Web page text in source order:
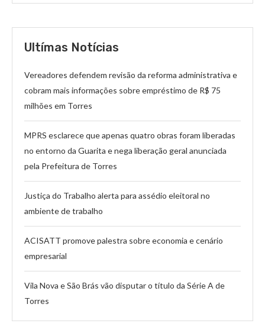
Ultímas Notícias
Vereadores defendem revisão da reforma administrativa e
cobram mais informações sobre empréstimo de R$ 75
milhões em Torres
MPRS esclarece que apenas quatro obras foram liberadas
no entorno da Guarita e nega liberação geral anunciada
pela Prefeitura de Torres
Justiça do Trabalho alerta para assédio eleitoral no
ambiente de trabalho
ACISATT promove palestra sobre economia e cenário
empresarial
Vila Nova e São Brás vão disputar o título da Série A de
Torres